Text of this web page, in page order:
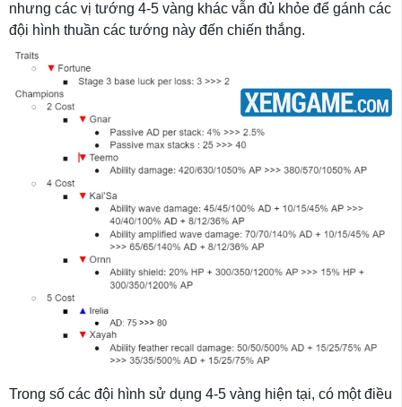
nhưng các vị tướng 4-5 vàng khác vẫn đủ khỏe để gánh các
đội hình thuần các tướng này đến chiến thắng.
Trong số các đội hình sử dụng 4-5 vàng hiện tại, có một điều